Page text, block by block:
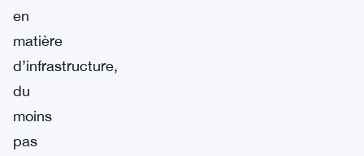
en
matière
d’infrastructure,
du
moins
pas